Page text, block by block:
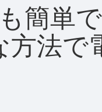
簡単で
法で